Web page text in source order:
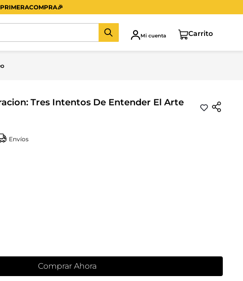
🎉
Mi cuenta
Tres Intentos De Entender El Arte
Envíos
Comprar Ahora